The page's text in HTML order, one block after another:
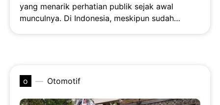
yang menarik perhatian publik sejak awal
munculnya. Di Indonesia, meskipun sudah…
o Otomotif